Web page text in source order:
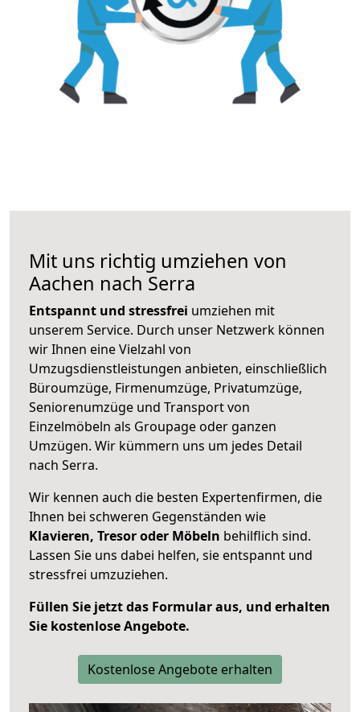
Mit uns richtig umziehen von
Aachen nach Serra
Entspannt und stressfrei umziehen mit
unserem Service. Durch unser Netzwerk können
wir Ihnen eine Vielzahl von
Umzugsdienstleistungen anbieten, einschließlich
Büroumzüge, Firmenumzüge, Privatumzüge,
Seniorenumzüge und Transport von
Einzelmöbeln als Groupage oder ganzen
Umzügen. Wir kümmern uns um jedes Detail
nach Serra.
Wir kennen auch die besten Expertenfirmen, die
Ihnen bei schweren Gegenständen wie
Klavieren, Tresor oder Möbeln behilflich sind.
Lassen Sie uns dabei helfen, sie entspannt und
stressfrei umzuziehen.
Füllen Sie jetzt das Formular aus, und erhalten
Sie kostenlose Angebote.
Kostenlose Angebote erhalten